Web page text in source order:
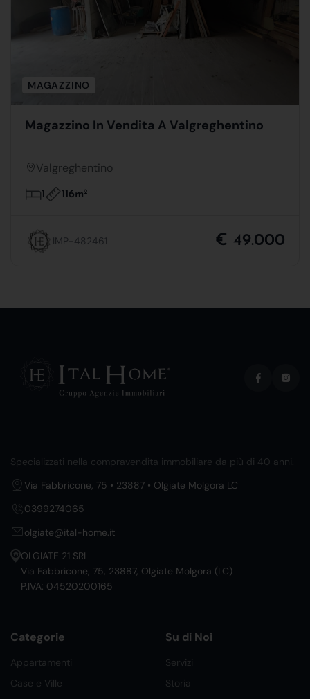
MAGAZZINO
Magazzino In Vendita A Valgreghentino
Valgreghentino
1 116m2
IMP-482461 € 49.000
Specializzati nella compravendita immobiliare da più di 40 anni.
Via Fabbricone, 75 • 23887 • Olgiate Molgora LC
0399274065
olgiate@ital-home.it
OLGIATE 21 SRL
Via Fabbricone, 75, 23887, Olgiate Molgora (LC)
P.IVA: 04520200165
Categorie
Appartamenti
Case e Ville
Su di Noi
Servizi
Storia